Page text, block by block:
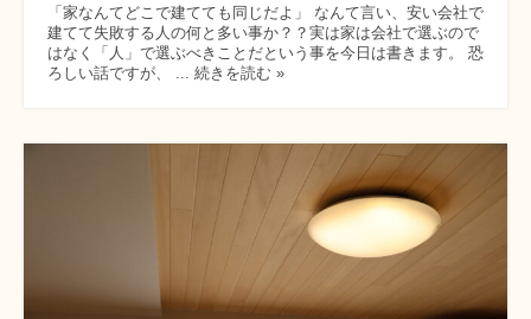
「家なんてどこで建てても同じだよ」 なんて言い、安い会社で
建てて失敗する人の何と多い事か？？実は家は会社で選ぶので
はなく「人」で選ぶべきことだという事を今日は書きます。 恐
ろしい話ですが、 ... 続きを読む »